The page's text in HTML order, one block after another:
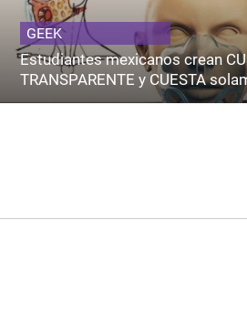
GEEK
Estudiantes mexicanos crean
TRANSPARENTE y CUESTA